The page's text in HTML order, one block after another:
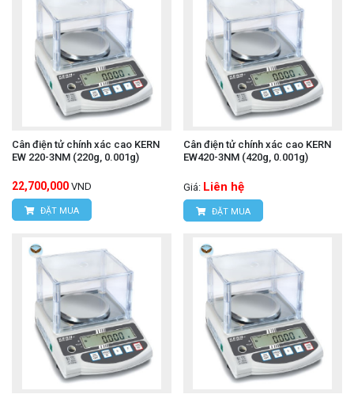
Cân điện tử chính xác cao KERN
EW 220-3NM (220g, 0.001g)
22,700,000 VND
ĐẶT MUA
Cân điện tử chính xác cao KERN
EW420-3NM (420g, 0.001g)
Giá: Liên hệ
ĐẶT MUA